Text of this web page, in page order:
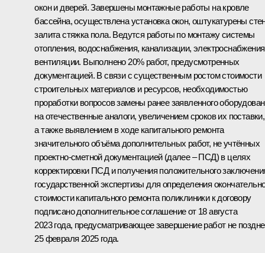
окон и дверей. Завершены монтажные работы на кровле
бассейна, осуществлена установка окон, оштукатурены
залита стяжка пола. Ведутся работы по монтажу системы
отопления, водоснабжения, канализации,
вентиляции. Выполнено 20% работ, предусмотренных
документацией. В связи с существенным ростом стоимости
строительных материалов и ресурсов, необходимостью
проработки вопросов замены ранее заявленного
на отечественные аналоги, увеличением сроков их поставки,
а также выявлением в ходе капитального ремонта
значительного объёма дополнительных работ, не учтённых
проектно-сметной документацией (далее – ПСД) в целях
корректировки ПСД и получения положительного
государственной экспертизы для определения
стоимости капитального ремонта поликлиники к договору
подписано дополнительное соглашение от 18 августа
2023 года, предусматривающее завершение работ не
25 февраля 2025 года.